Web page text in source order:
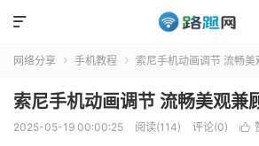

网络分享  手机教程  索尼手机动画调节 流畅美
索尼手机动画调节 流畅美观兼
2025-05-19 00:00:25 阅读(114) 评论(0) 